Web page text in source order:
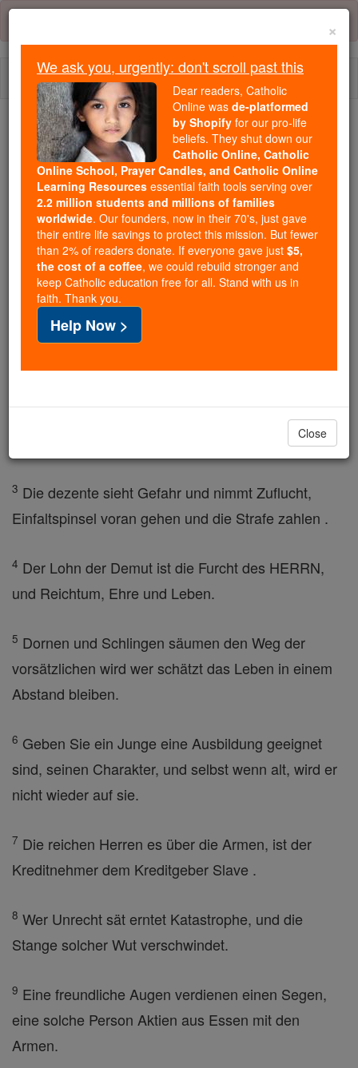
Skip
content
Trending:
Daily Reading for Thursday, October ...
Today's Reading The Mysteries of the Rosary
Die Sprüche - Kapitel 22
Die Sprüche ⌄ Chapter 22 ⌄
Ruhm ist vorzuziehen, großen Reichtum, Gunst,
um Silber und Gold.
Reiche und Arme reiben Schultern, der HERR hat
3 Die dezente sieht Gefahr und nimmt Zuflucht,
Einfaltspinsel voran gehen und die Strafe zahlen .
4 Der Lohn der Demut ist die Furcht des HERRN,
und Reichtum, Ehre und Leben.
5 Dornen und Schlingen säumen den Weg der
vorsätzlichen wird wer schätzt das Leben in einem
Abstand bleiben.
6 Geben Sie ein Junge eine Ausbildung geeignet
sind, seinen Charakter, und selbst wenn alt, wird er
nicht wieder auf sie.
7 Die reichen Herren es über die Armen, ist der
Kreditnehmer dem Kreditgeber Slave .
8 Wer Unrecht sät erntet Katastrophe, und die
Stange solcher Wut verschwindet.
9 Eine freundliche Augen verdienen einen Segen,
eine solche Person Aktien aus Essen mit den
Armen.
×
We ask you, urgently: don't scroll past this
Dear readers, Catholic
Online was de-platformed
by Shopify for our pro-life
beliefs. They shut down our
Catholic Online, Catholic
Online School, Prayer Candles, and Catholic Online
Learning Resources essential faith tools serving over
2.2 million students and millions of families
worldwide. Our founders, now in their 70's, just gave
their entire life savings to protect this mission. But fewer
than 2% of readers donate. If everyone gave just $5,
the cost of a coffee, we could rebuild stronger and
keep Catholic education free for all. Stand with us in
faith. Thank you.
Help Now >
Close